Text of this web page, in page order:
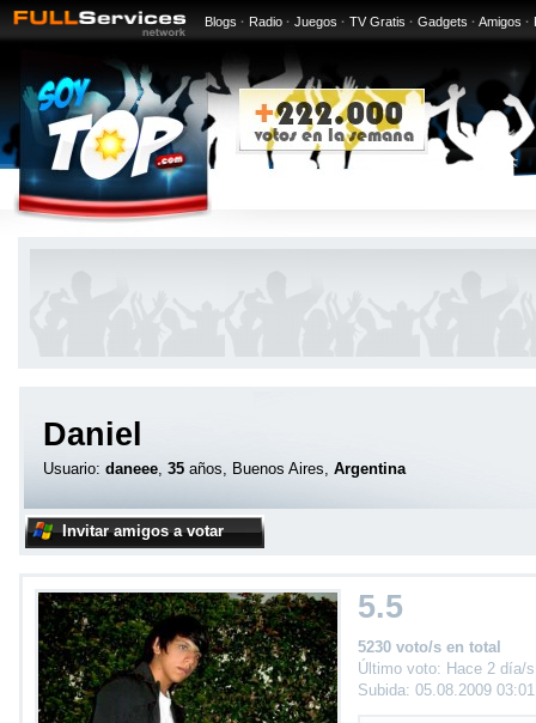
Blogs · Radio · Juegos · TV Gratis · Gadgets · Amigos ·
Daniel
Usuario: daneee, 35 años, Buenos Aires, Argentina
Invitar amigos a votar
5.5
5230 voto/s en total
Último voto: Hace 2 día/s
Subida: 05.08.2009